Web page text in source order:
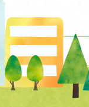
一覧に戻る